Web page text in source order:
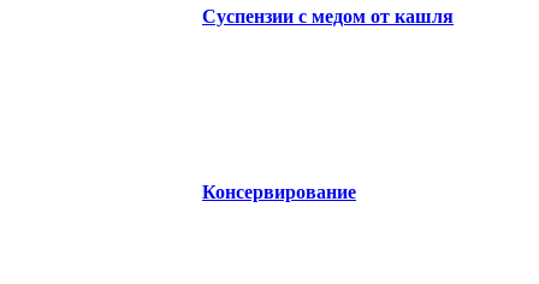
Суспензии с медом от кашля
Консервирование